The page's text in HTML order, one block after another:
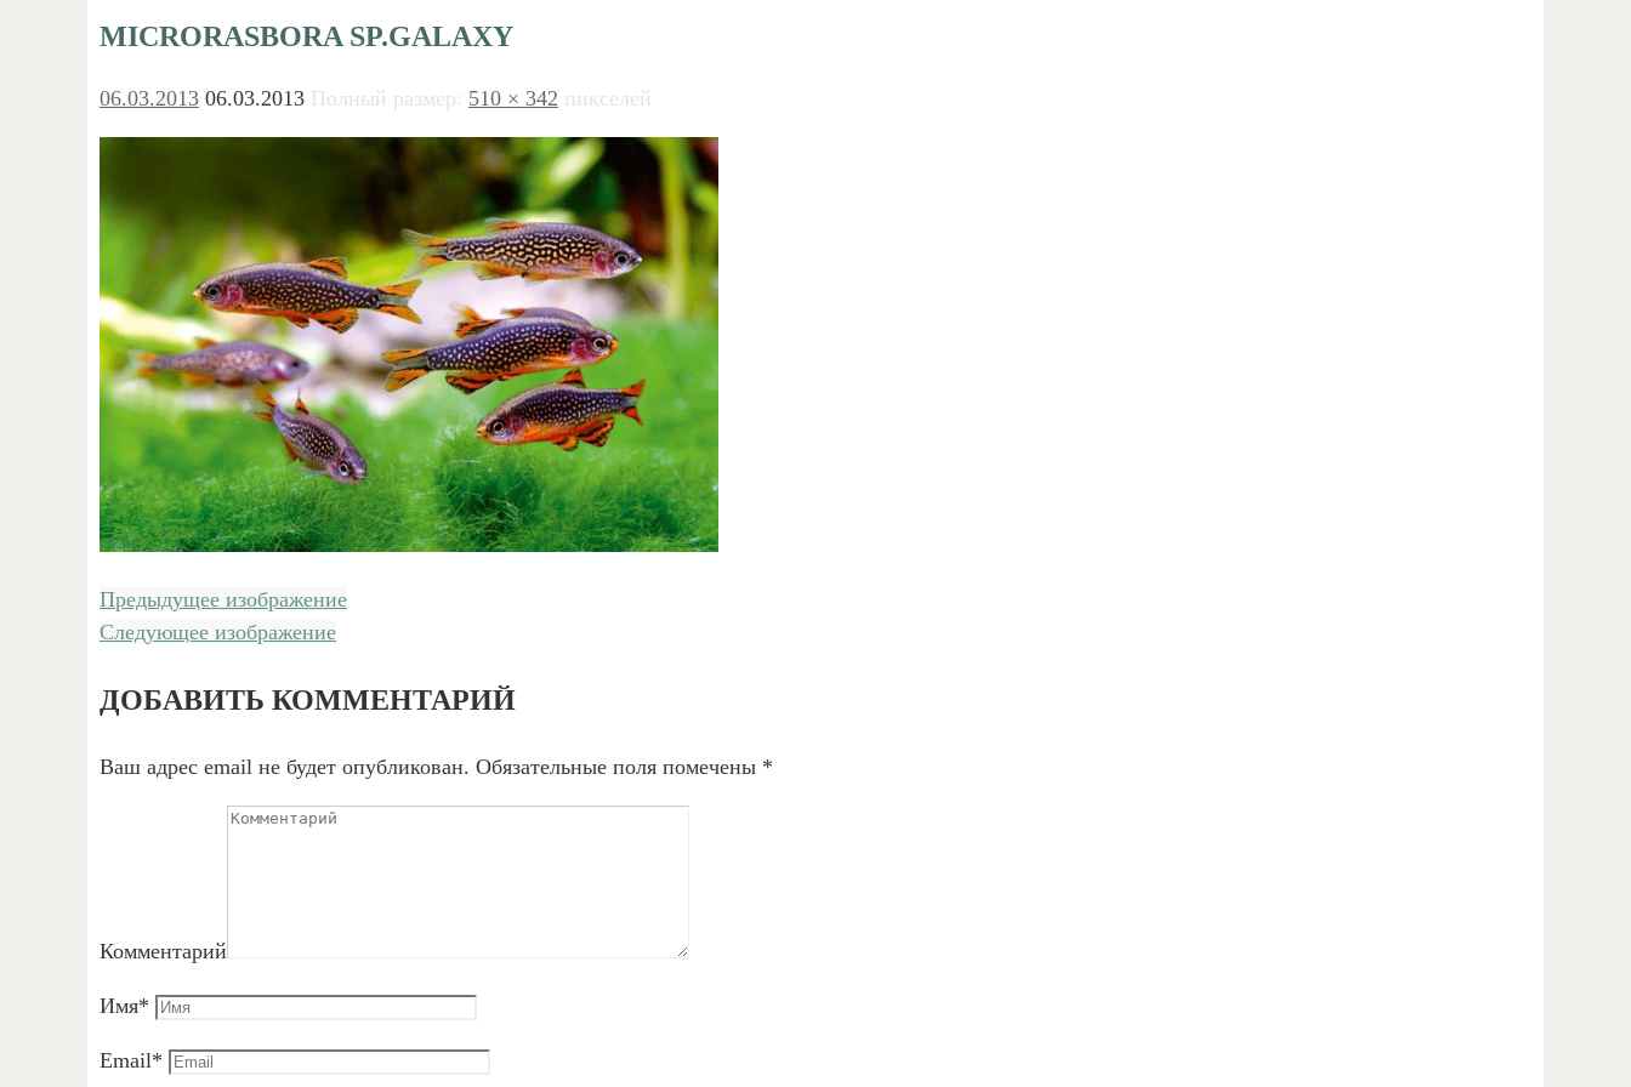
MICRORASBORA SP.GALAXY
06.03.2013 06.03.2013 Полный размер: 510 × 342 пикселей
Предыдущее изображение
Следующее изображение
ДОБАВИТЬ КОММЕНТАРИЙ
Ваш адрес email не будет опубликован. Обязательные поля помечены *
Комментарий
Имя*
Email*